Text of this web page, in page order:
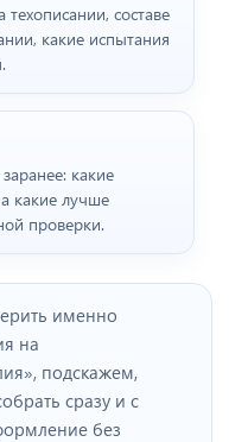
составе
какие испытания
какие
какие лучше
проверки.
именно
на
подскажем,
сразу и с
без